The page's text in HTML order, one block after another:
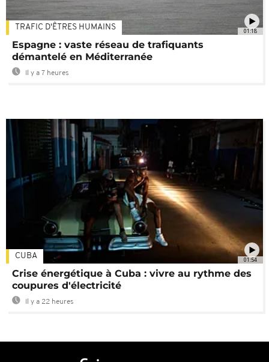
01:18
TRAFIC D'ÊTRES HUMAINS
Espagne : vaste réseau de trafiquants
démantelé en Méditerranée
Il y a 7 heures
01:54
CUBA
Crise énergétique à Cuba : vivre au rythme des
coupures d'électricité
Il y a 22 heures